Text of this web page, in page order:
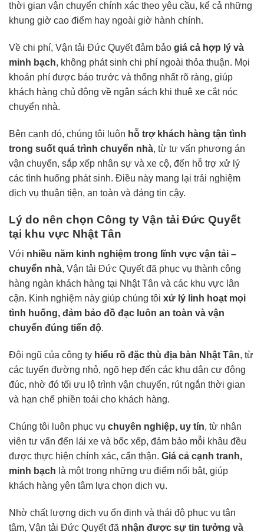
thời gian vận chuyển chính xác theo yêu cầu, kể cả những
khung giờ cao điểm hay ngoài giờ hành chính.
Về chi phí, Vận tải Đức Quyết đảm bảo giá cả hợp lý và
minh bạch, không phát sinh chi phí ngoài thỏa thuận. Mọi
khoản phí được báo trước và thống nhất rõ ràng, giúp
khách hàng chủ động về ngân sách khi thuê xe cắt nóc
chuyển nhà.
Bên cạnh đó, chúng tôi luôn hỗ trợ khách hàng tận tình
trong suốt quá trình chuyển nhà, từ tư vấn phương án
vận chuyển, sắp xếp nhân sự và xe cộ, đến hỗ trợ xử lý
các tình huống phát sinh. Điều này mang lại trải nghiệm
dịch vụ thuận tiện, an toàn và đáng tin cậy.
Lý do nên chọn Công ty Vận tải Đức Quyết
tại khu vực Nhật Tân
Với nhiều năm kinh nghiệm trong lĩnh vực vận tải –
chuyển nhà, Vận tải Đức Quyết đã phục vụ thành công
hàng ngàn khách hàng tại Nhật Tân và các khu vực lân
cận. Kinh nghiệm này giúp chúng tôi xử lý linh hoạt mọi
tình huống, đảm bảo đồ đạc luôn an toàn và vận
chuyển đúng tiến độ.
Đội ngũ của công ty hiểu rõ đặc thù địa bàn Nhật Tân, từ
các tuyến đường nhỏ, ngõ hẹp đến các khu dân cư đông
đúc, nhờ đó tối ưu lộ trình vận chuyển, rút ngắn thời gian
và hạn chế phiền toái cho khách hàng.
Chúng tôi luôn phục vụ chuyên nghiệp, uy tín, từ nhân
viên tư vấn đến lái xe và bốc xếp, đảm bảo mỗi khâu đều
được thực hiện chính xác, cẩn thận. Giá cả cạnh tranh,
minh bạch là một trong những ưu điểm nổi bật, giúp
khách hàng yên tâm lựa chọn dịch vụ.
Nhờ chất lượng dịch vụ ổn định và thái độ phục vụ tận
tâm, Vận tải Đức Quyết đã nhận được sự tin tưởng và